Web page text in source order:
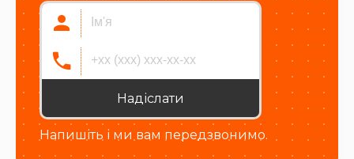
Надіслати
Напишіть і ми вам передзвонимо.